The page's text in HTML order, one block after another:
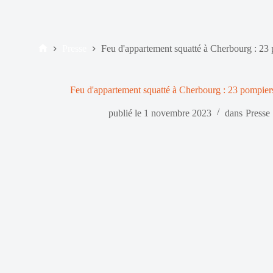
Feu d'appartement squatté à Cherbourg :
Feu d'appartement squatté à Cherbourg : 23
publié le 1 novembre 2023 dans Presse